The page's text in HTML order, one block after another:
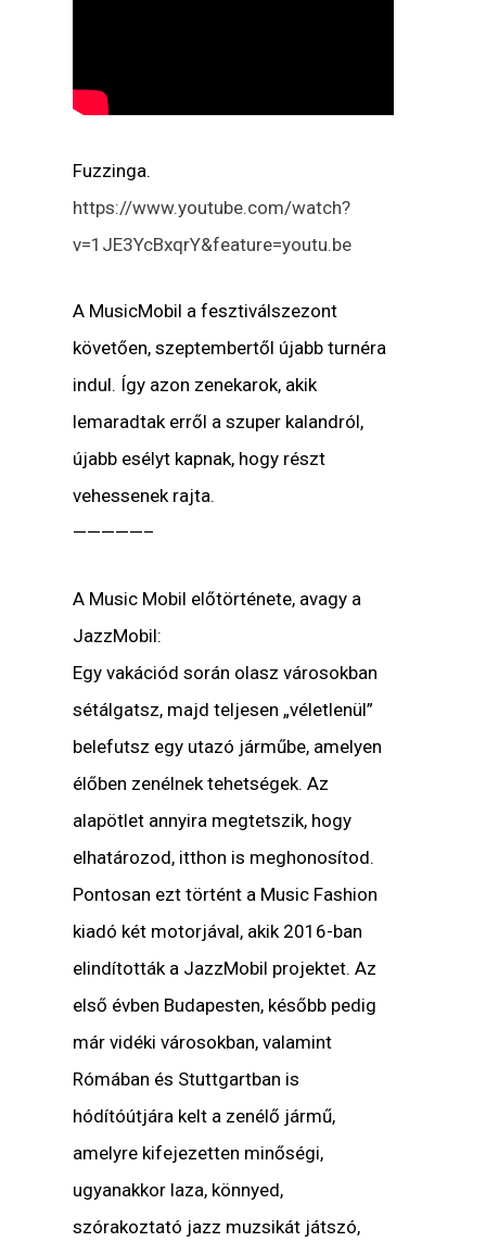
Fuzzinga.
https://www.youtube.com/watch?
v=1JE3YcBxqrY&feature=youtu.be
A MusicMobil a fesztiválszezont
követően, szeptembertől újabb turnéra
indul. Így azon zenekarok, akik
lemaradtak erről a szuper kalandról,
újabb esélyt kapnak, hogy részt
vehessenek rajta.
—————–
A Music Mobil előtörténete, avagy a
JazzMobil:
Egy vakációd során olasz városokban
sétálgatsz, majd teljesen „véletlenül”
belefutsz egy utazó járműbe, amelyen
élőben zenélnek tehetségek. Az
alapötlet annyira megtetszik, hogy
elhatározod, itthon is meghonosítod.
Pontosan ezt történt a Music Fashion
kiadó két motorjával, akik 2016-ban
elindították a JazzMobil projektet. Az
első évben Budapesten, később pedig
már vidéki városokban, valamint
Rómában és Stuttgartban is
hódítóútjára kelt a zenélő jármű,
amelyre kifejezetten minőségi,
ugyanakkor laza, könnyed,
szórakoztató jazz muzsikát játszó,